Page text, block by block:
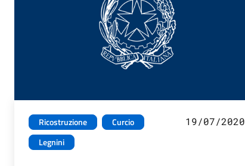
Ricostruzione
Curcio
Legnini
19/07/2020